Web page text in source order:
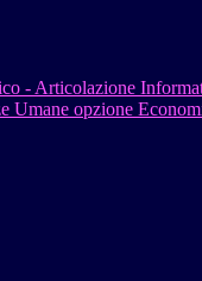
- Articolazione
Umane opzione